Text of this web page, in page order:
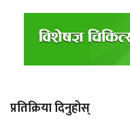
प्रतिक्रिया दिनुहोस्